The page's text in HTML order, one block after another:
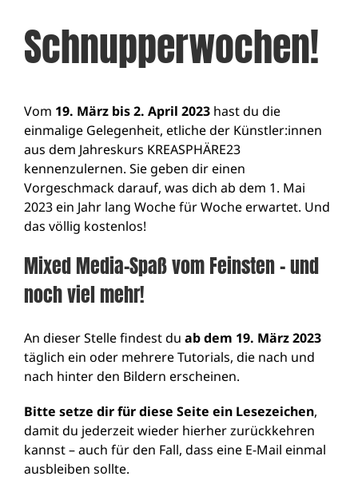
Schnupperwochen!
Vom 19. März bis 2. April 2023hast du die
einmalige Gelegenheit, etliche der Künstler:innen
aus dem Jahreskurs KREASPHÄRE23
kennenzulernen. Sie geben dir einen
Vorgeschmack darauf, was dich ab dem 1. Mai
2023 ein Jahr lang Woche für Woche erwartet. Und
das völlig kostenlos!
Mixed Media-Spaß vom Feinsten – und
noch viel mehr!
An dieser Stelle findest du ab dem 19. März 2023
täglich ein oder mehrere Tutorials, die nach und
nach hinter den Bildern erscheinen.
Bitte setze dir für diese Seite ein Lesezeichen,
damit du jederzeit wieder hierher zurückkehren
kannst – auch für den Fall, dass eine E-Mail einmal
ausbleiben sollte.